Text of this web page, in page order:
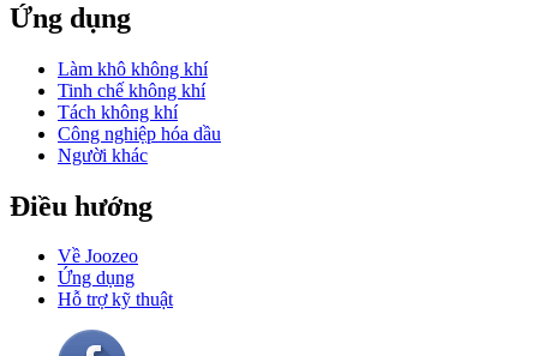
Ứng dụng
Làm khô không khí
Tinh chế không khí
Tách không khí
Công nghiệp hóa dầu
Người khác
Điều hướng
Về Joozeo
Ứng dụng
Hỗ trợ kỹ thuật